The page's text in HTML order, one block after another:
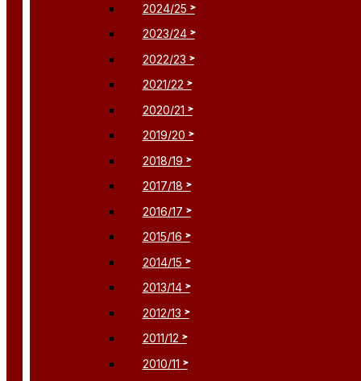
2024/25
2023/24
2022/23
2021/22
2020/21
2019/20
2018/19
2017/18
2016/17
2015/16
2014/15
2013/14
2012/13
2011/12
2010/11